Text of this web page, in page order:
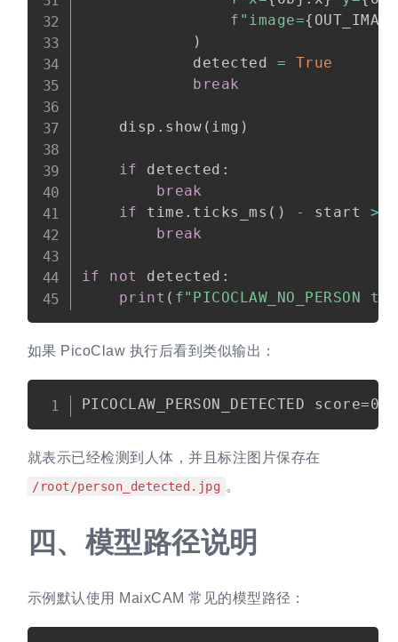
f"image={ OUT_IMAGE
)
            detected
=
True
break
    disp
. show ( img )
if detected :
break
if time . ticks_ms ( ) - start >
break
if not detected :
print ( f"PICOCLAW_NO_PERSON
如果 PicoClaw 执行后看到类似输出：
就表示已经检测到人体，并且标注图片保存在
/root/person_detected.jpg 。
四、 模型路径说明
示例默认使用 MaixCAM 常见的模型路径：